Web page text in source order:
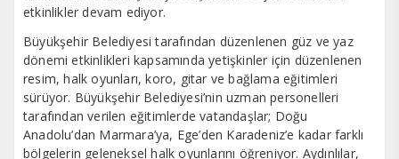
etkinlikler devam ediyor.
Büyükşehir Belediyesi tarafından düzenlenen güz ve yaz
dönemi etkinlikleri kapsamında yetişkinler için düzenlenen
resim, halk oyunları, koro, gitar ve bağlama eğitimleri
sürüyor. Büyükşehir Belediyesi’nin uzman personelleri
tarafından verilen eğitimlerde vatandaşlar; Doğu
Anadolu’dan Marmara’ya, Ege’den Karadeniz’e kadar farklı
bölgelerin geleneksel halk oyunlarını öğreniyor. Aydınlılar,